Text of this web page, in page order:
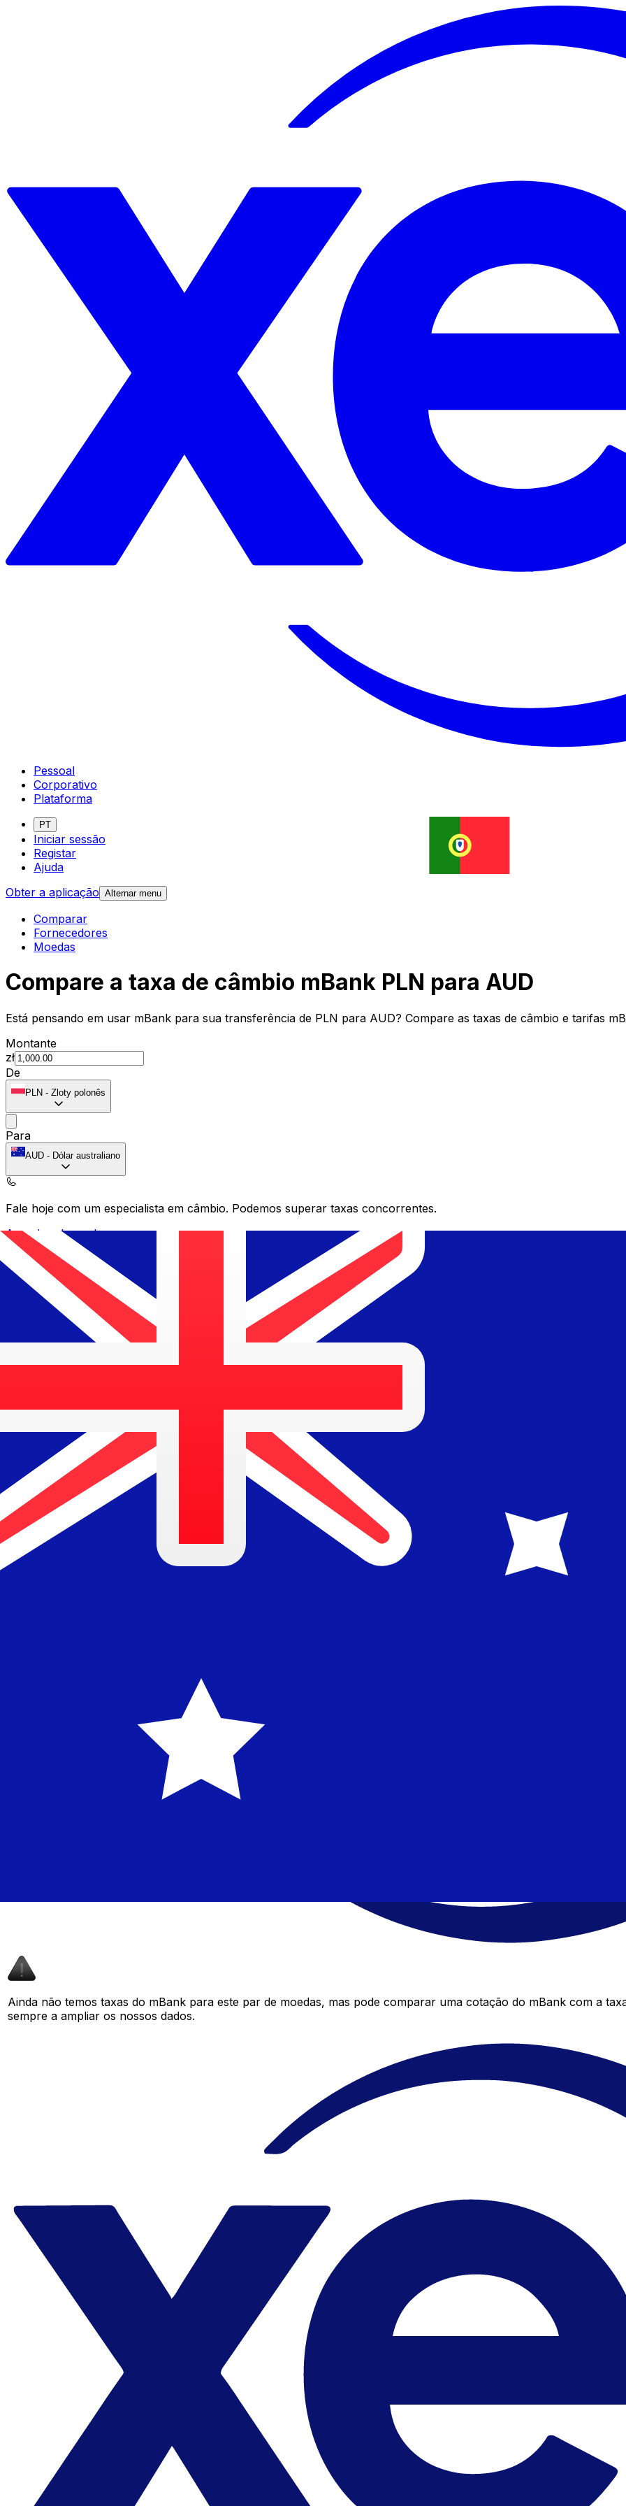
Pessoal
Corporativo
Plataforma
PT
Iniciar sessão
Registar
Ajuda
Obter a aplicação Alternar menu
Comparar
Fornecedores
Moedas
Compare a taxa de câmbio mBank PLN para AUD
Está pensando em usar mBank para sua transferência de PLN para AUD? Compare as taxas de câmbio e tarifas
Montante
zł
De
PLN - Zloty polonês
Para
AUD - Dólar australiano
Fale hoje com um especialista em câmbio. Podemos superar taxas concorrentes.
Agendar chamada
Fornecedor
Ainda não temos taxas do mBank para este par de moedas, mas pode comparar uma cotação do mBank com a
sempre a ampliar os nossos dados.